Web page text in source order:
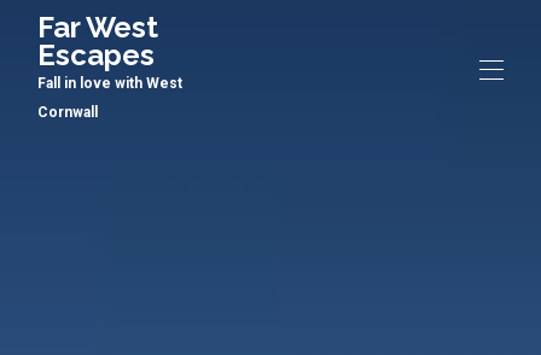
Far West Escapes
Fall in love with West Cornwall